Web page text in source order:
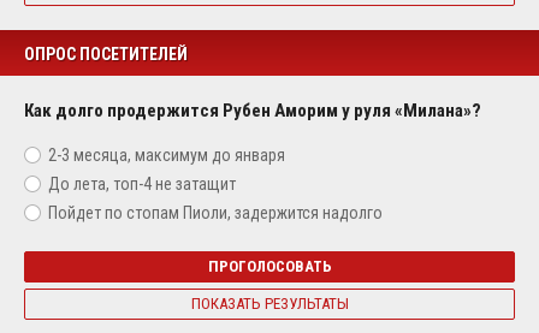
ОПРОС ПОСЕТИТЕЛЕЙ
Как долго продержится Рубен Аморим у руля «Милана»?
2-3 месяца, максимум до января
До лета, топ-4 не затащит
Пойдет по стопам Пиоли, задержится надолго
ПРОГОЛОСОВАТЬ
ПОКАЗАТЬ РЕЗУЛЬТАТЫ